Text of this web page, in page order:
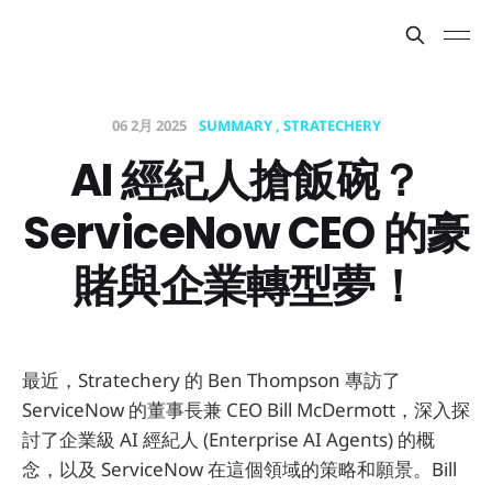
06 2月 2025 SUMMARY STRATECHERY
AI 經紀人搶飯碗？
ServiceNow CEO 的豪
賭與企業轉型夢！
最近，Stratechery 的 Ben Thompson 專訪了
ServiceNow 的董事長兼 CEO Bill McDermott，深入探
討了企業級 AI 經紀人 (Enterprise AI Agents) 的概
念，以及 ServiceNow 在這個領域的策略和願景。Bill